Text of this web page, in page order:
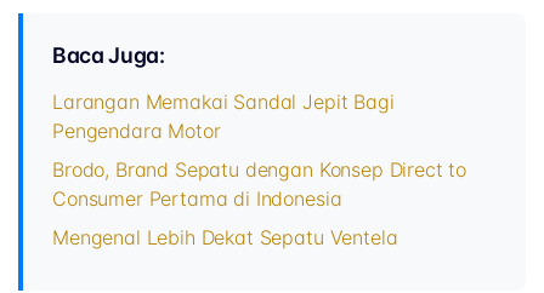
Baca Juga:
Larangan Memakai Sandal Jepit Bagi
Pengendara Motor
Brodo, Brand Sepatu dengan Konsep Direct to
Consumer Pertama di Indonesia
Mengenal Lebih Dekat Sepatu Ventela